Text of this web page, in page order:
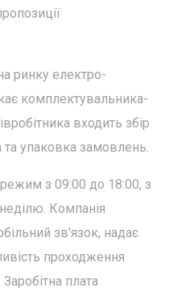
ринку електро-
комплектувальника-
входить збір
та упаковка замовлень.
з 09:00 до 18:00, з
Компанія
зв'язок, надає
проходження
плата